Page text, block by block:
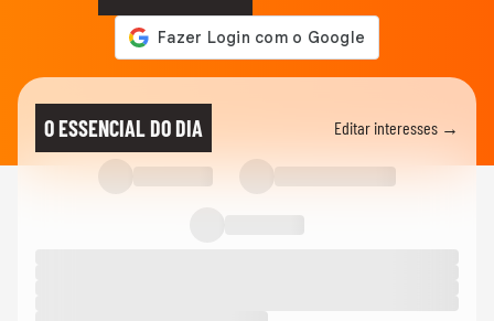
O ESSENCIAL DO DIA Editar interesses →